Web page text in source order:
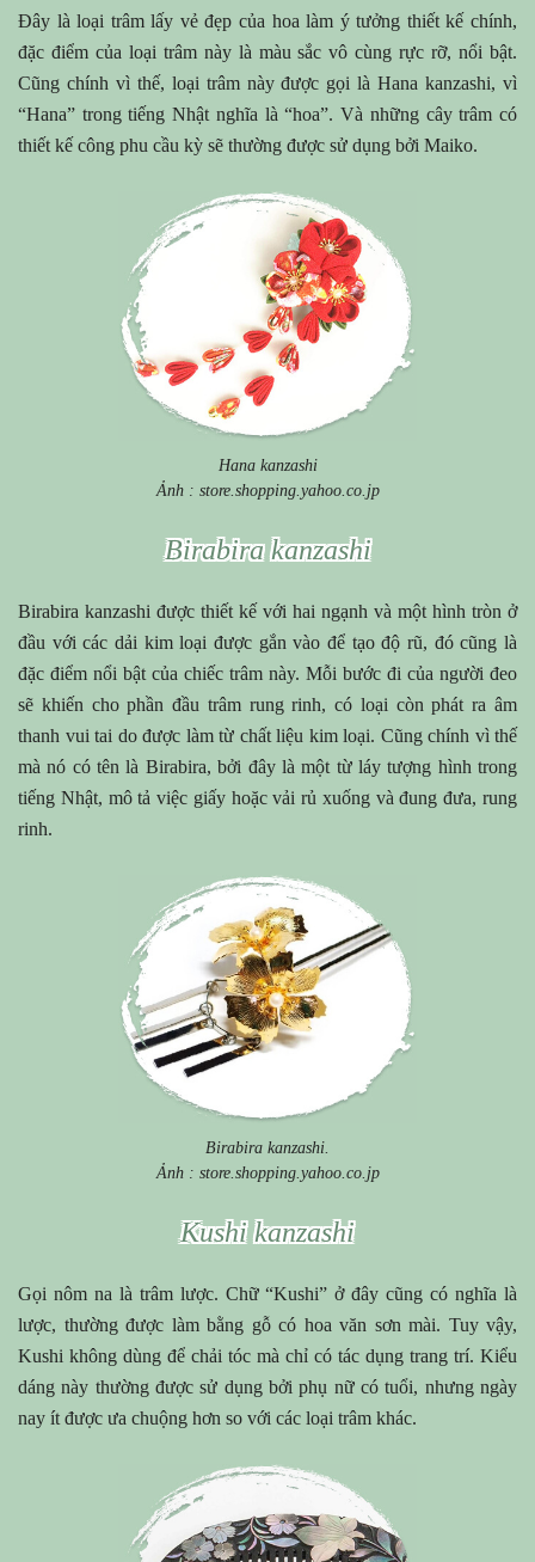
Đây là loại trâm lấy vẻ đẹp của hoa làm ý tưởng thiết kế chính,
đặc điểm của loại trâm này là màu sắc vô cùng rực rỡ, nổi bật.
Cũng chính vì thế, loại trâm này được gọi là Hana kanzashi, vì
“Hana” trong tiếng Nhật nghĩa là “hoa”. Và những cây trâm có
thiết kế công phu cầu kỳ sẽ thường được sử dụng bởi Maiko.
Hana kanzashi
Ảnh : store.shopping.yahoo.co.jp
Birabira kanzashi
Birabira kanzashi được thiết kế với hai ngạnh và một hình tròn ở
đầu với các dải kim loại được gắn vào để tạo độ rũ, đó cũng là
đặc điểm nổi bật của chiếc trâm này. Mỗi bước đi của người đeo
sẽ khiến cho phần đầu trâm rung rinh, có loại còn phát ra âm
thanh vui tai do được làm từ chất liệu kim loại. Cũng chính vì thế
mà nó có tên là Birabira, bởi đây là một từ láy tượng hình trong
tiếng Nhật, mô tả việc giấy hoặc vải rủ xuống và đung đưa, rung
rinh.
Birabira kanzashi.
Ảnh : store.shopping.yahoo.co.jp
Kushi kanzashi
Gọi nôm na là trâm lược. Chữ “Kushi” ở đây cũng có nghĩa là
lược, thường được làm bằng gỗ có hoa văn sơn mài. Tuy vậy,
Kushi không dùng để chải tóc mà chỉ có tác dụng trang trí. Kiểu
dáng này thường được sử dụng bởi phụ nữ có tuổi, nhưng ngày
nay ít được ưa chuộng hơn so với các loại trâm khác.